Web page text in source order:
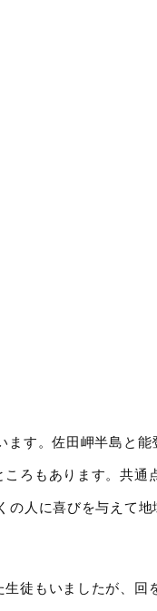
ます。佐田岬半島と能
ろもあります。共通
の人に喜びを与えて地
徒もいましたが、回